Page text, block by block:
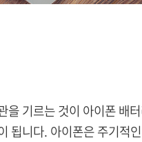
을 기르는 것이 아이폰 배
됩니다. 아이폰은 주기적